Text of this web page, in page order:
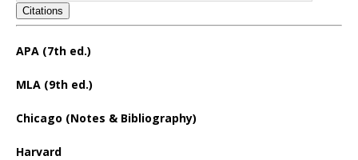
Citations
APA (7th ed.)
MLA (9th ed.)
Chicago (Notes & Bibliography)
Harvard